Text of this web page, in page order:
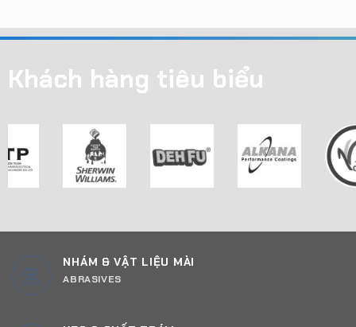
Khách hàng tiêu biểu
NHÁM & VẬT LIỆU MÀI
ABRASIVES